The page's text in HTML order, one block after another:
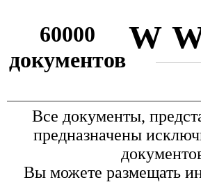
60000
документов
Все документы,
предназначены
Вы можете размещать